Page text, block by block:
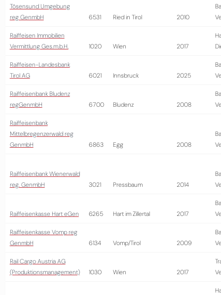
Tösensund Umgebung
reg GenmbH
6531 Ried in Tirol 2010
Raiffeisen Immobilien
Vermittlung Ges.m.b.H.
1020 Wien 2017
Raiffeisen-Landesbank
Tirol AG
6021 Innsbruck 2025
Raiffeisenbank Bludenz
regGenmbH
6700 Bludenz 2008
Raiffeisenbank
Mittelbregenzerwald reg
GenmbH
6863 Egg 2008
Raiffeisenbank Wienerwald
reg. GenmbH
3021 Pressbaum 2014
Raiffeisenkasse Hart eGen 6265 Hart im Zillertal 2017
Raiffeisenkasse Vomp reg
GenmbH
6134 Vomp/Tirol 2009
Rail Cargo Austria AG
(Produktionsmanagement)
1030 Wien 2017